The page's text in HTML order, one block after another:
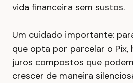
vida financeira sem sustos.
Um cuidado importante:
que opta por parcelar o Pix,
juros compostos que
crescer de maneira